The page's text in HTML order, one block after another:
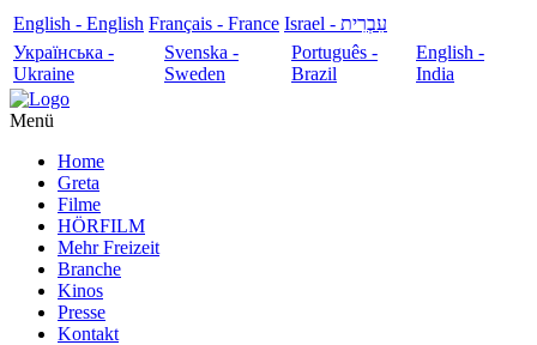
English - English Français - France
עִבְרִית - Israel
Українська -
Ukraine
Svenska -
Sweden
Português -
Brazil
English -
India
Menü
Home
Greta
Filme
HÖRFILM
Mehr Freizeit
Branche
Kinos
Presse
Kontakt